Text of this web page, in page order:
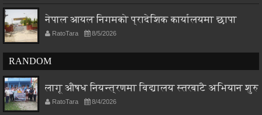
नेपाल आयल निगमको प्रादेशिक कार्यालयमा छापा
RatoTara 8/5/2026
RANDOM
लागू औषध नियन्त्रणमा विद्यालय स्तरबाटै अभियान शुरु
RatoTara 8/4/2026